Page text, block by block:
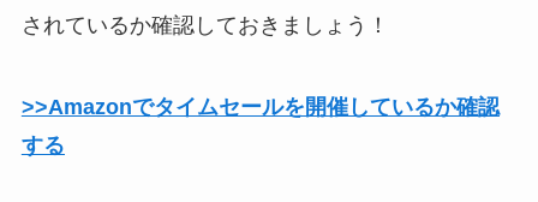
されているか確認しておきましょう！
>>Amazonでタイムセールを開催しているか確認
する